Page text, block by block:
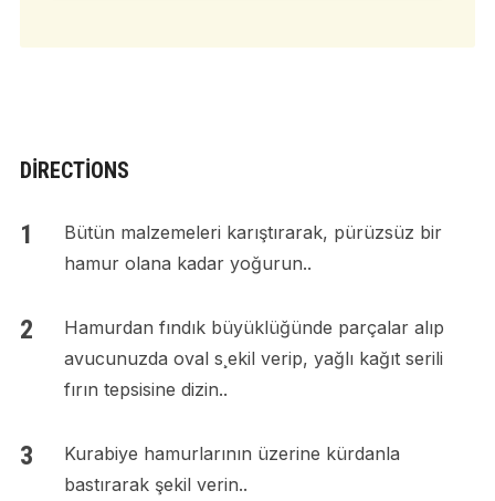
DIRECTIONS
Bütün malzemeleri karıştırarak, pürüzsüz bir
hamur olana kadar yoğurun..
Hamurdan fındık büyüklüğünde parçalar alıp
avucunuzda oval s¸ekil verip, yağlı kağıt serili
fırın tepsisine dizin..
Kurabiye hamurlarının üzerine kürdanla
bastırarak şekil verin..